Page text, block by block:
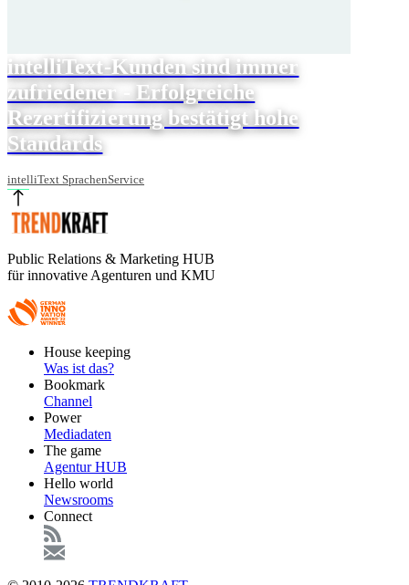
intelliText-Kunden sind immer
zufriedener - Erfolgreiche
Rezertifizierung bestätigt hohe
Standards
intelliText SprachenService
Public Relations & Marketing HUB
für innovative Agenturen und KMU
FooterHouse keeping
Was ist das?
Bookmark
Channel
Power
Mediadaten
The game
Agentur HUB
Hello world
Newsrooms
Connect